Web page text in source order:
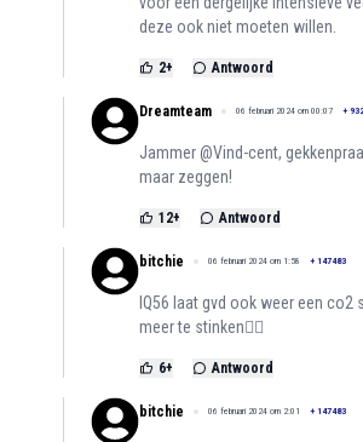
deze ook niet moeten willen.
2+ Antwoord
Dreamteam 06 februari 2024 om 00:07 +
Jammer @Vind-cent,
maar zeggen!
12+ Antwoord
bitchie 06 februari 2024 om 1:58 + 147483
IQ56 laat gvd ook weer een co2
meer te stinken😶‍🌫️
6+ Antwoord
bitchie 06 februari 2024 om 2:01 + 147483